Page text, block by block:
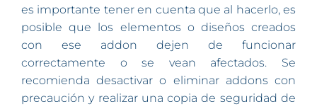
es importante tener en cuenta que al hacerlo, es
posible que los elementos o diseños creados
con ese addon dejen de funcionar
correctamente o se vean afectados. Se
recomienda desactivar o eliminar addons con
precaución y realizar una copia de seguridad de